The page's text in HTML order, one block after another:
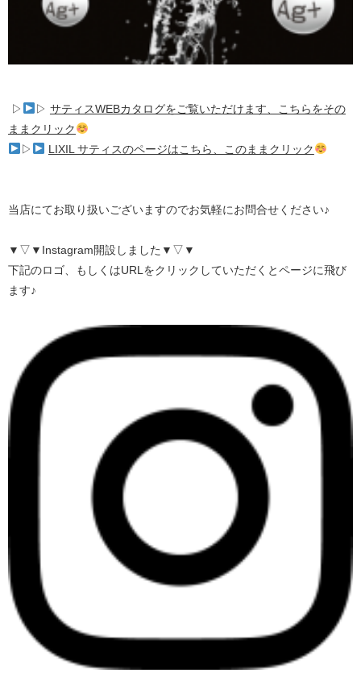
▷ ▷ サティスWEBカタログをご覧いただけます、こちらをその
ままクリック
▷
LIXIL サティスのページはこちら、このままクリック
当店にてお取り扱いございますのでお気軽にお問合せください♪
▼▽▼Instagram開設しました▼▽▼
下記のロゴ、もしくはURLをクリックしていただくとページに飛び
ます♪